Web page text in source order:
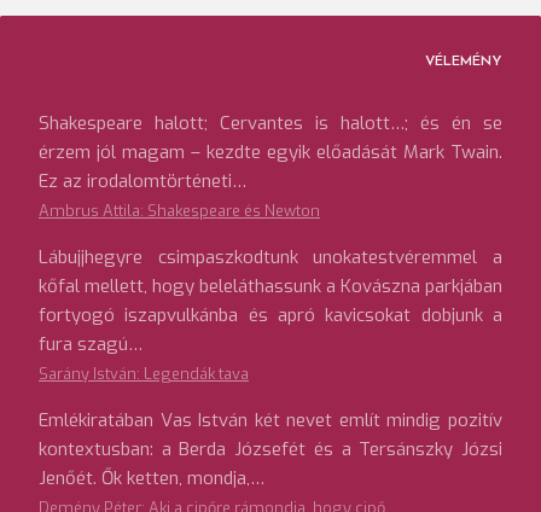
VÉLEMÉNY
Shakespeare halott; Cervantes is halott…; és én se
érzem jól magam – kezdte egyik előadását Mark Twain.
Ez az irodalomtörténeti…
Ambrus Attila: Shakespeare és Newton
Lábujjhegyre csimpaszkodtunk unokatestvéremmel a
kőfal mellett, hogy beleláthassunk a Kovászna parkjában
fortyogó iszapvulkánba és apró kavicsokat dobjunk a
fura szagú…
Sarány István: Legendák tava
Emlékiratában Vas István két nevet említ mindig pozitív
kontextusban: a Berda Józsefét és a Tersánszky Józsi
Jenőét. Ők ketten, mondja,…
Demény Péter: Aki a cipőre rámondja, hogy cipő